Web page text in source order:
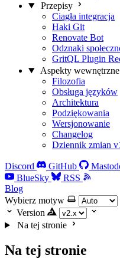
Przepisy
Ciągła integracja
Haki Git
Renovate Bot
Odznaki
GritQL Plugin
Aspekty wewnętrzne
Filozofia
Obsługa języków
Architektura
Podziękowania
Wersjonowanie
Changelog
Dziennik zmian
Discord GitHub
BlueSky
RSS
Blog
Wybierz motyw
Version
Na tej stronie
Na tej stronie